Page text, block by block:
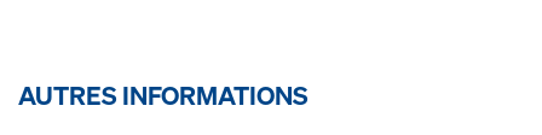
AUTRES INFORMATIONS